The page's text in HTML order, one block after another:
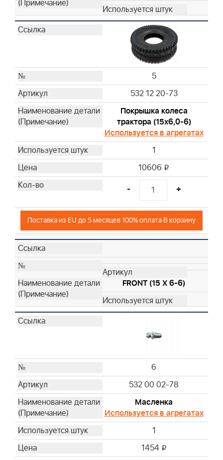
5
532 12 20-73
Покрышка колеса
трактора (15х6,0-6)
Используется в агрегатах
1
10606 i
- +
Поставка из EU до 5 месяцев 100% оплата В корзину
FRONT (15 X 6-6)
6
532 00 02-78
Масленка
Используется в агрегатах
1
1454 i